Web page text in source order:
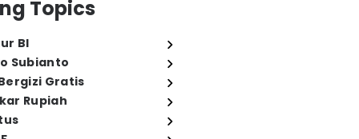
Topics
BI
Subianto
Gratis
Rupiah